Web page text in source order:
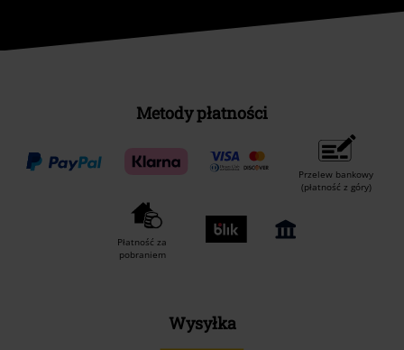
Metody płatności
Przelew bankowy
(płatność z góry)
Płatność za
pobraniem
Wysyłka